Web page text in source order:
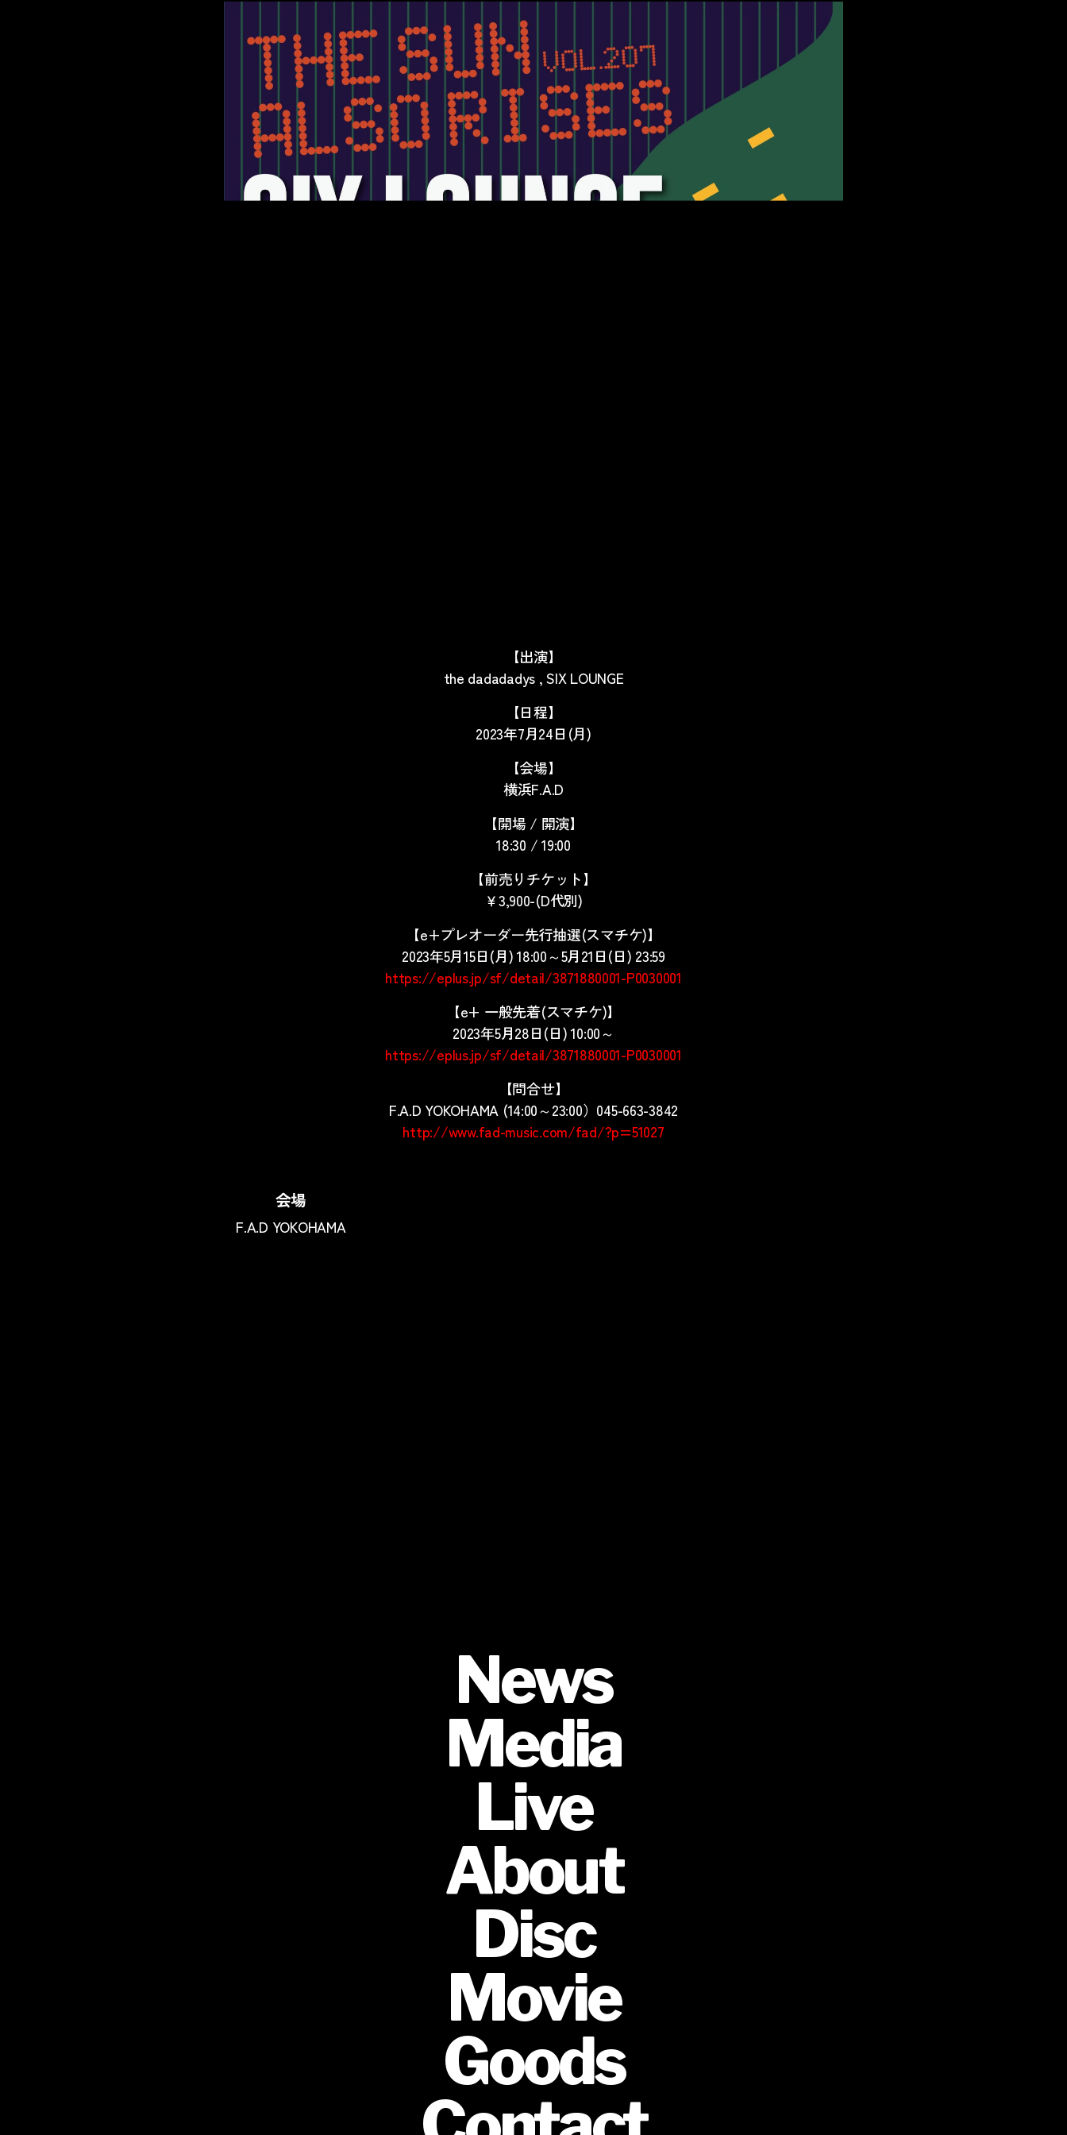
【出演】
the dadadadys , SIX LOUNGE
【日程】
2023年7月24日(月)
【会場】
横浜F.A.D
【開場 / 開演】
18:30 / 19:00
【前売りチケット】
￥3,900-(D代別)
【e+プレオーダー先行抽選(スマチケ)】
2023年5月15日(月) 18:00～5月21日(日) 23:59
https://eplus.jp/sf/detail/3871880001-P0030001
【e+ 一般先着(スマチケ)】
2023年5月28日(日) 10:00～
https://eplus.jp/sf/detail/3871880001-P0030001
【問合せ】
F.A.D YOKOHAMA (14:00～23:00）045-663-3842
http://www.fad-music.com/fad/?p=51027
会場
F.A.D YOKOHAMA
News
Media
Live
About
Disc
Movie
Goods